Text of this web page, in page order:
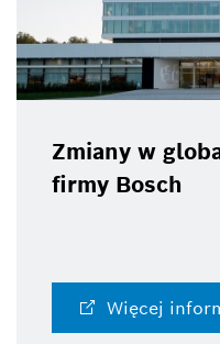
Zmiany w
firmy Bosch
Więcej